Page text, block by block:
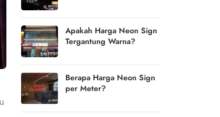
Apakah Harga Neon Sign
Tergantung Warna?
Berapa Harga Neon Sign
per Meter?